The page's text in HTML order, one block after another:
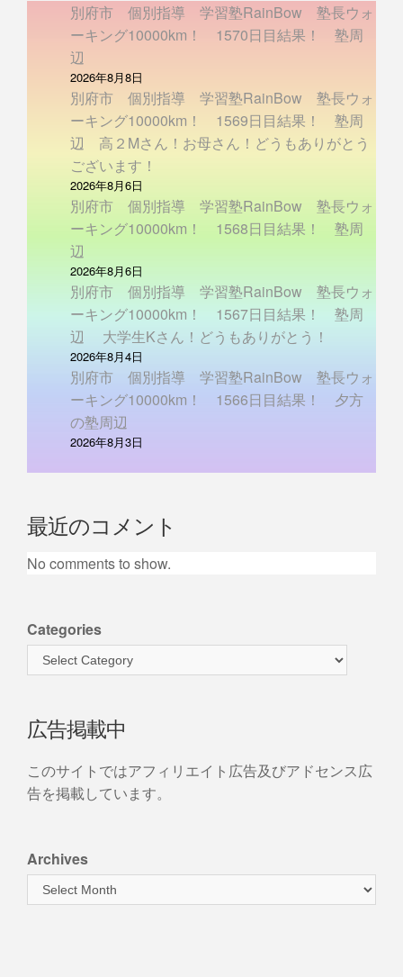
別府市 個別指導 学習塾RainBow 塾長ウォ
ーキング10000km！ 1570日目結果！ 塾周
辺
2026年8月8日
別府市 個別指導 学習塾RainBow 塾長ウォ
ーキング10000km！ 1569日目結果！ 塾周
辺 高２Mさん！お母さん！どうもありがとう
ございます！
2026年8月6日
別府市 個別指導 学習塾RainBow 塾長ウォ
ーキング10000km！ 1568日目結果！ 塾周
辺
2026年8月6日
別府市 個別指導 学習塾RainBow 塾長ウォ
ーキング10000km！ 1567日目結果！ 塾周
辺 大学生Kさん！どうもありがとう！
2026年8月4日
別府市 個別指導 学習塾RainBow 塾長ウォ
ーキング10000km！ 1566日目結果！ 夕方
の塾周辺
2026年8月3日
最近のコメント
No comments to show.
Categories
広告掲載中
このサイトではアフィリエイト広告及びアドセンス広
告を掲載しています。
Archives